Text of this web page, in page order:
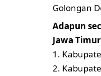
Golongan
Adapun
Jawa
1.
2.